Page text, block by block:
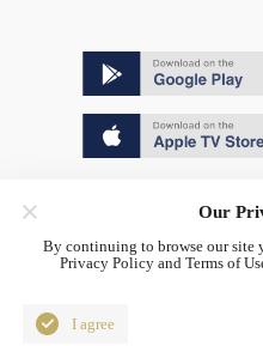
Our
By continuing to browse our site
Privacy Policy and Terms of
I agree